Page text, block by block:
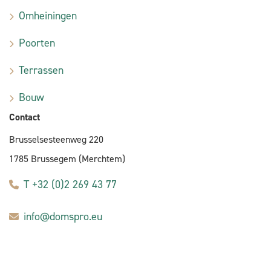
Omheiningen
Poorten
Terrassen
Bouw
Contact
Brusselsesteenweg 220
1785 Brussegem (Merchtem)
T +32 (0)2 269 43 77
info@domspro.eu